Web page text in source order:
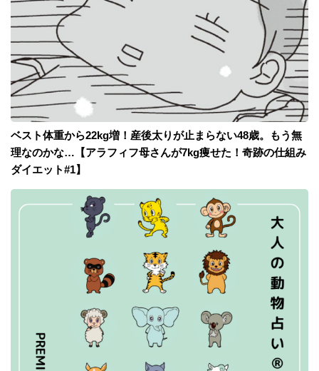
ベスト体重から22kg増！産後太りが止まらない48歳。もう無
理なのかな…【アラフィフ母さんが7kg痩せた！奇跡の仕組み
ダイエット#1】